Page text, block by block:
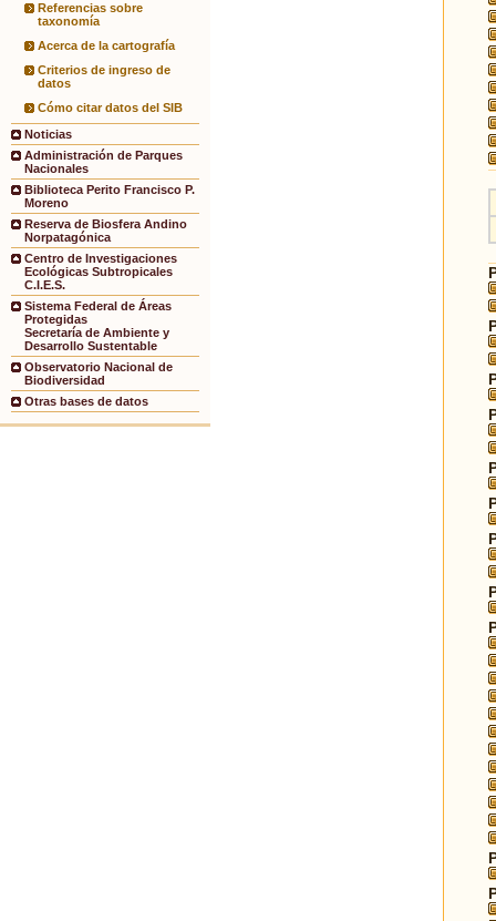
Referencias sobre
taxonomía
Acerca de la cartografía
Criterios de ingreso de
datos
Cómo citar datos del SIB
Noticias
Administración de Parques
Nacionales
Biblioteca Perito Francisco P.
Moreno
Reserva de Biosfera Andino
Norpatagónica
Centro de Investigaciones
Ecológicas Subtropicales
C.I.E.S.
Sistema Federal de Áreas
Protegidas
Secretaría de Ambiente y
Desarrollo Sustentable
Observatorio Nacional de
Biodiversidad
Otras bases de datos